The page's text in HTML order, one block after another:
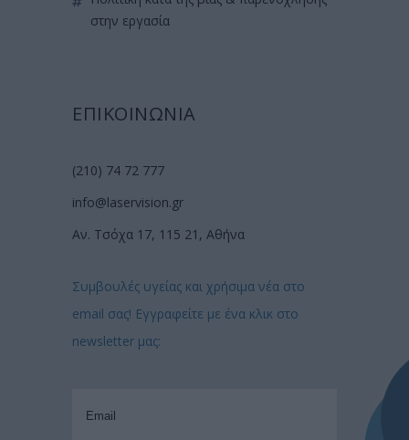
στην εργασία
ΕΠΙΚΟΙΝΩΝΙΑ
(210) 74 72 777
info@laservision.gr
Αν. Τσόχα 17, 115 21, Αθήνα
Συμβουλές υγείας και χρήσιμα νέα στο
email σας! Εγγραφείτε με ένα κλικ στο
newsletter μας: